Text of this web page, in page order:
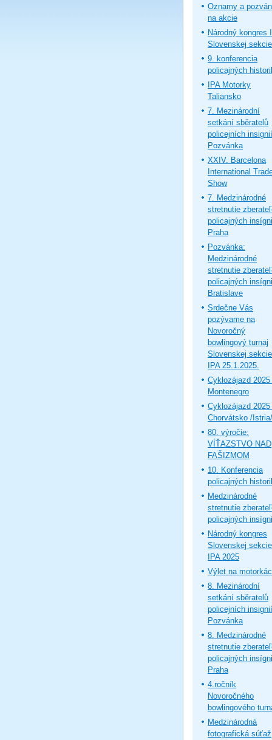
Oznamy a
na akcie
Národný kongres
Slovenskej sekcie
9. konferencia
policajných
IPA Motorky
Taliansko
7. Mezinárodní
setkání sběratelů
policejních
Pozvánka
XXIV. Barcelona
International
Show
7. Medzinárodné
stretnutie
policajných
Praha
Pozvánka:
Medzinárodné
stretnutie
policajných
Bratislave
Srdečne Vás
pozývame na
Novoročný
bowlingový turnaj
Slovenskej sekcie
IPA 25.1.2025.
Cyklozájazd 2025
Montenegro
Cyklozájazd 2025
Chorvátsko /Istria/
80. výročie:
VÍŤAZSTVO NAD
FAŠIZMOM
10. Konferencia
policajných
Medzinárodné
stretnutie
policajných
Národný kongres
Slovenskej sekcie
IPA 2025
Výlet na
8. Mezinárodní
setkání sběratelů
policejních
Pozvánka
8. Medzinárodné
stretnutie
policajných
Praha
4.ročník
Novoročného
bowlingového
Medzinárodná
fotografická súťaž